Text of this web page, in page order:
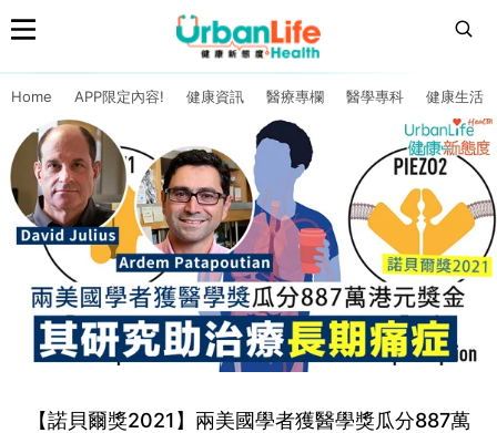
Home APP限定內容! 健康資訊 醫療專欄 醫學專科 健康生活
【諾貝爾獎2021】兩美國學者獲醫學獎瓜分887萬